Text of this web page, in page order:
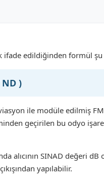
ifade edildiğinden formül
)
ile modüle edilmiş FM
geçirilen bu odyo
SINAD değeri dB
yapılabilir.